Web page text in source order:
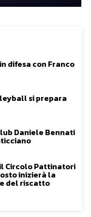
difesa con Franco
si prepara
Daniele Bennati
Circolo Pattinatori
inizierà la
del riscatto